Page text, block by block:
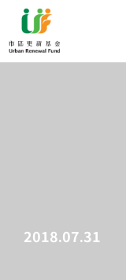
2018.07.31